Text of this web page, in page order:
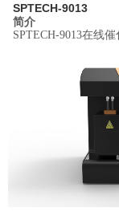
SPTECH-9013
简介
SPTECH-9013在线催